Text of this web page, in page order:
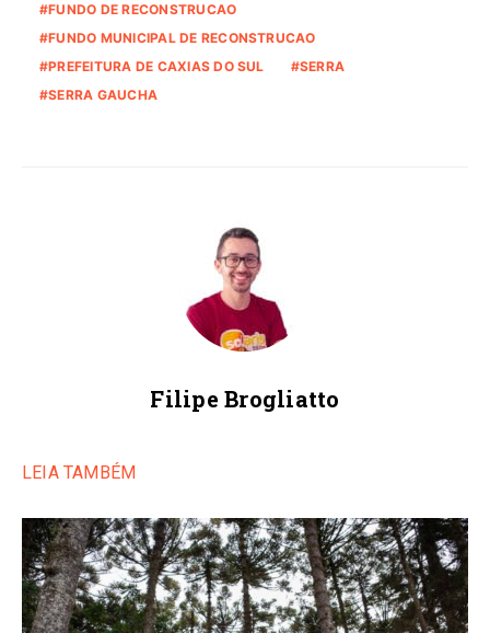
FUNDO DE RECONSTRUCAO
FUNDO MUNICIPAL DE RECONSTRUCAO
PREFEITURA DE CAXIAS DO SUL
SERRA
SERRA GAUCHA
Filipe Brogliatto
LEIA TAMBÉM